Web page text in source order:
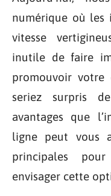
numérique où les
vitesse
inutile de faire
promouvoir votre
seriez surpris
avantages que
ligne peut vous
principales
envisager cette